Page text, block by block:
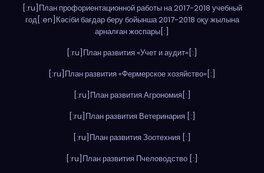
[:ru]План профориентационной работы на 2017-2018 учебный
год[:en]Кәсіби бағдар беру бойынша 2017-2018 оқу жылына
арналған жоспары[:]
[:ru]План развития «Учет и аудит»[:]
[:ru]План развития «Фермерское хозяйство»[:]
[:ru]План развития Агрономия[:]
[:ru]План развития Ветеринария [:]
[:ru]План развития Зоотехния [:]
[:ru]План развития Пчеловодство [:]